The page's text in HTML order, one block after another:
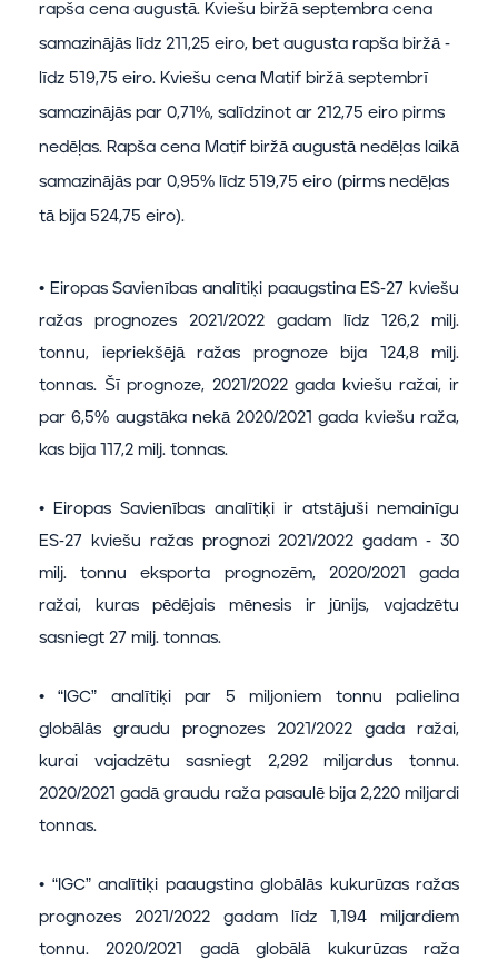
rapša cena augustā. Kviešu biržā septembra cena
samazinājās līdz 211,25 eiro, bet augusta rapša biržā -
līdz 519,75 eiro. Kviešu cena Matif biržā septembrī
samazinājās par 0,71%, salīdzinot ar 212,75 eiro pirms
nedēļas. Rapša cena Matif biržā augustā nedēļas laikā
samazinājās par 0,95% līdz 519,75 eiro (pirms nedēļas
tā bija 524,75 eiro).
• Eiropas Savienības analītiķi paaugstina ES-27 kviešu
ražas prognozes 2021/2022 gadam līdz 126,2 milj.
tonnu, iepriekšējā ražas prognoze bija 124,8 milj.
tonnas. Šī prognoze, 2021/2022 gada kviešu ražai, ir
par 6,5% augstāka nekā 2020/2021 gada kviešu raža,
kas bija 117,2 milj. tonnas.
• Eiropas Savienības analītiķi ir atstājuši nemainīgu
ES-27 kviešu ražas prognozi 2021/2022 gadam - 30
milj. tonnu eksporta prognozēm, 2020/2021 gada
ražai, kuras pēdējais mēnesis ir jūnijs, vajadzētu
sasniegt 27 milj. tonnas.
• “IGC” analītiķi par 5 miljoniem tonnu palielina
globālās graudu prognozes 2021/2022 gada ražai,
kurai vajadzētu sasniegt 2,292 miljardus tonnu.
2020/2021 gadā graudu raža pasaulē bija 2,220 miljardi
tonnas.
• “IGC” analītiķi paaugstina globālās kukurūzas ražas
prognozes 2021/2022 gadam līdz 1,194 miljardiem
tonnu. 2020/2021 gadā globālā kukurūzas raža